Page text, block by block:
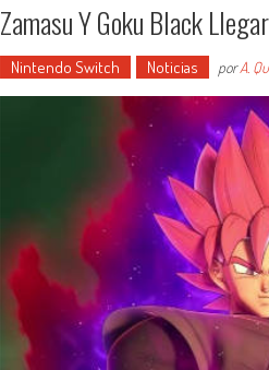
Zamasu Y Goku Black
Nintendo Switch Noticias porA.